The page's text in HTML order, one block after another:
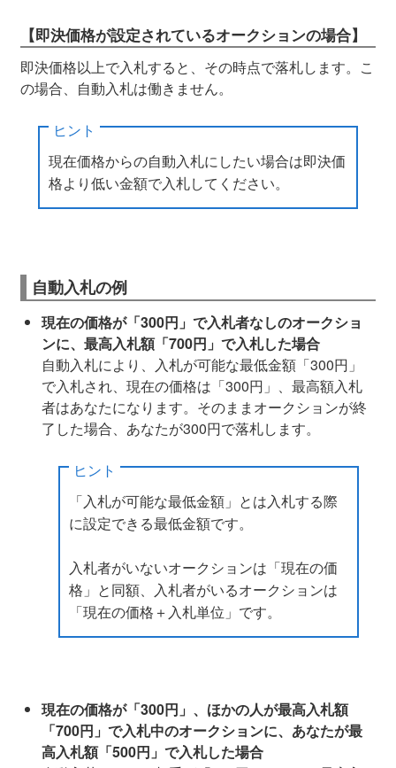
【即決価格が設定されているオークションの場合】
即決価格以上で入札すると、その時点で落札します。こ
の場合、自動入札は働きません。
ヒント
現在価格からの自動入札にしたい場合は即決価
格より低い金額で入札してください。
自動入札の例
現在の価格が「300円」で入札者なしのオークショ
ンに、最高入札額「700円」で入札した場合
自動入札により、入札が可能な最低金額「300円」
で入札され、現在の価格は「300円」、最高額入札
者はあなたになります。そのままオークションが終
了した場合、あなたが300円で落札します。
ヒント
「入札が可能な最低金額」とは入札する際
に設定できる最低金額です。
入札者がいないオークションは「現在の価
格」と同額、入札者がいるオークションは
「現在の価格＋入札単位」です。
現在の価格が「300円」、ほかの人が最高入札額
「700円」で入札中のオークションに、あなたが最
高入札額「500円」で入札した場合